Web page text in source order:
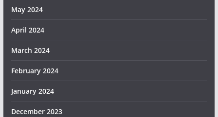
May 2024
April 2024
March 2024
February 2024
January 2024
December 2023